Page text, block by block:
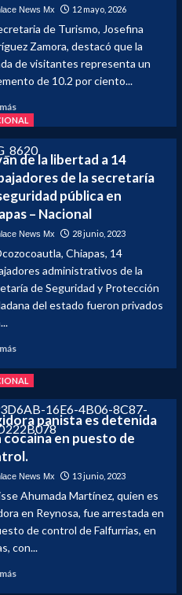
News Mx 12 mayo, 2026
de Turismo, Josefina
Zamora, destacó que la
de visitantes representa un
de 10.2 por ciento...
Leer
más
México
rompe
récord
turístico
con
26.22
millones
de
de la libertad a 14
de la secretaría
pública en
– Nacional
News Mx 28 junio, 2023
Chiapas, 14
administrativos de la
de Seguridad y Protección
del estado fueron privados
Leer
sobre
Privan
de
la
libertad
trabajadores
de
la
secretaría
seguridad
pública
panista es detenida
cocaina en puesto de
News Mx 13 junio, 2023
Ahumada Martínez, quien es
en Reynosa, fue arrestada en
de control de Falfurrias, en
con...
Leer